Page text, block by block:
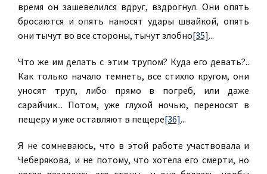
время он зашевелился вдруг, вздрогнул. Они опять
бросаются и опять наносят удары швайкой, опять
они тычут во все стороны, тычут злобно[35]...
Что же им делать с этим трупом? Куда его девать?..
Как только начало темнеть, все стихло кругом, они
уносят труп, либо прямо в погреб, или даже
сарайчик... Потом, уже глухой ночью, переносят в
пещеру и уже оставляют в пещере[36]...
Я не сомневаюсь, что в этой работе участвовала и
Чеберякова, и не потому, что хотела его смерти, но